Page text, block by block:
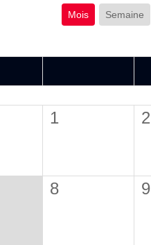
Mois Semaine
1 2
8 9